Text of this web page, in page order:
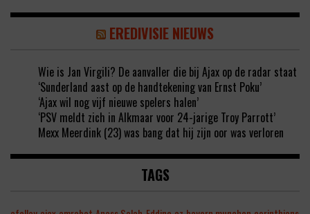
EREDIVISIE NIEUWS
Wie is Jan Virgili? De aanvaller die bij Ajax op de radar staat
‘Sunderland aast op de handtekening van Ernst Poku’
‘Ajax wil nog vijf nieuwe spelers halen’
‘PSV meldt zich in Alkmaar voor 24-jarige Troy Parrott’
Mexx Meerdink (23) was bang dat hij zijn oor was verloren
TAGS